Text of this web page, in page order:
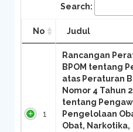
Search:
No Judul
1
Rancangan
BPOM tentang
atas Peraturan
Nomor 4 Tahun
tentang
Pengelolaan
Obat, Narkotika,